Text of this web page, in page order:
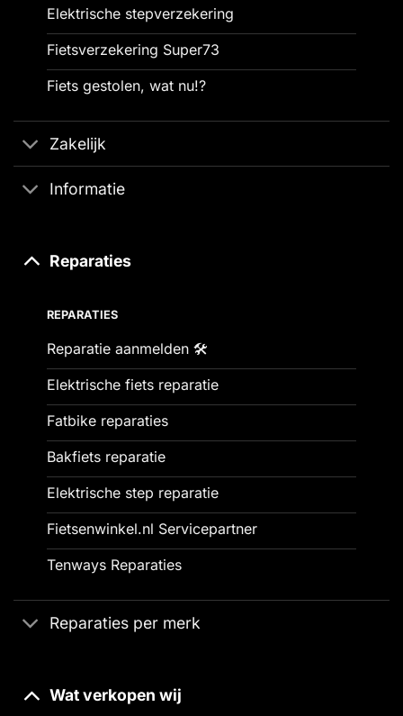
Elektrische stepverzekering
Fietsverzekering Super73
Fiets gestolen, wat nu!?
Zakelijk
Informatie
Reparaties
REPARATIES
Reparatie aanmelden 🛠️
Elektrische fiets reparatie
Fatbike reparaties
Bakfiets reparatie
Elektrische step reparatie
Fietsenwinkel.nl Servicepartner
Tenways Reparaties
Reparaties per merk
Wat verkopen wij